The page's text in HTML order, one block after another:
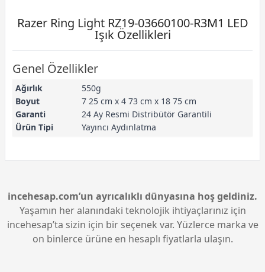
Razer Ring Light RZ19-03660100-R3M1 LED
Işık Özellikleri
Genel Özellikler
Ağırlık
550g
Boyut
7 25 cm x 4 73 cm x 18 75 cm
Garanti
24 Ay Resmi Distribütör Garantili
Ürün Tipi
Yayıncı Aydınlatma
incehesap.com’un ayrıcalıklı dünyasına hoş geldiniz.
Yaşamın her alanındaki teknolojik ihtiyaçlarınız için
incehesap’ta sizin için bir seçenek var. Yüzlerce marka ve
on binlerce ürüne en hesaplı fiyatlarla ulaşın.